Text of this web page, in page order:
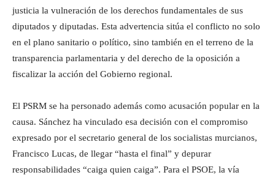
justicia la vulneración de los derechos fundamentales de sus
diputados y diputadas. Esta advertencia sitúa el conflicto no solo
en el plano sanitario o político, sino también en el terreno de la
transparencia parlamentaria y del derecho de la oposición a
fiscalizar la acción del Gobierno regional.
El PSRM se ha personado además como acusación popular en la
causa. Sánchez ha vinculado esa decisión con el compromiso
expresado por el secretario general de los socialistas murcianos,
Francisco Lucas, de llegar “hasta el final” y depurar
responsabilidades “caiga quien caiga”. Para el PSOE, la vía